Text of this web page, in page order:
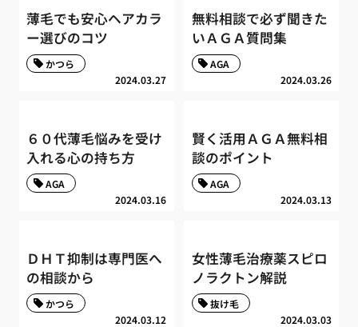
薄毛でも安心ヘアカラ
ー選びのコツ
2024.03.27
かつら
無料相談で必ず聞きた
いＡＧＡ質問集
2024.03.26
AGA
６０代薄毛悩みを受け
入れる心の持ち方
2024.03.16
AGA
賢く活用ＡＧＡ無料相
談のポイント
2024.03.13
AGA
ＤＨＴ抑制は専門医へ
の相談から
2024.03.12
かつら
女性薄毛治療薬スピロ
ノラクトン解説
2024.03.03
抜け毛